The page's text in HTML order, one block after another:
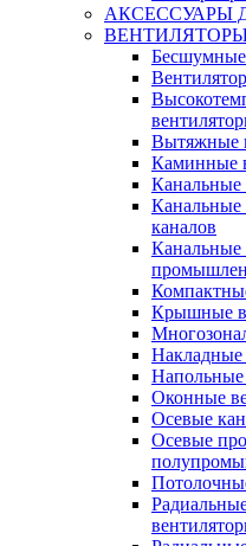
АКСЕССУАРЫ
Бесшумные
Вытяжные
Каминные
Канальные
Канальные
каналов
Крышные
Накладные
Напольные
Оконные
Осевые
Осевые